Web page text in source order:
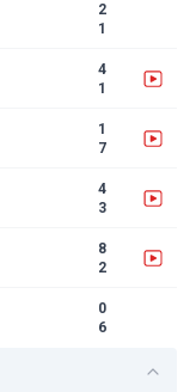
2
1
4
1
1
7
4
3
8
2
0
6